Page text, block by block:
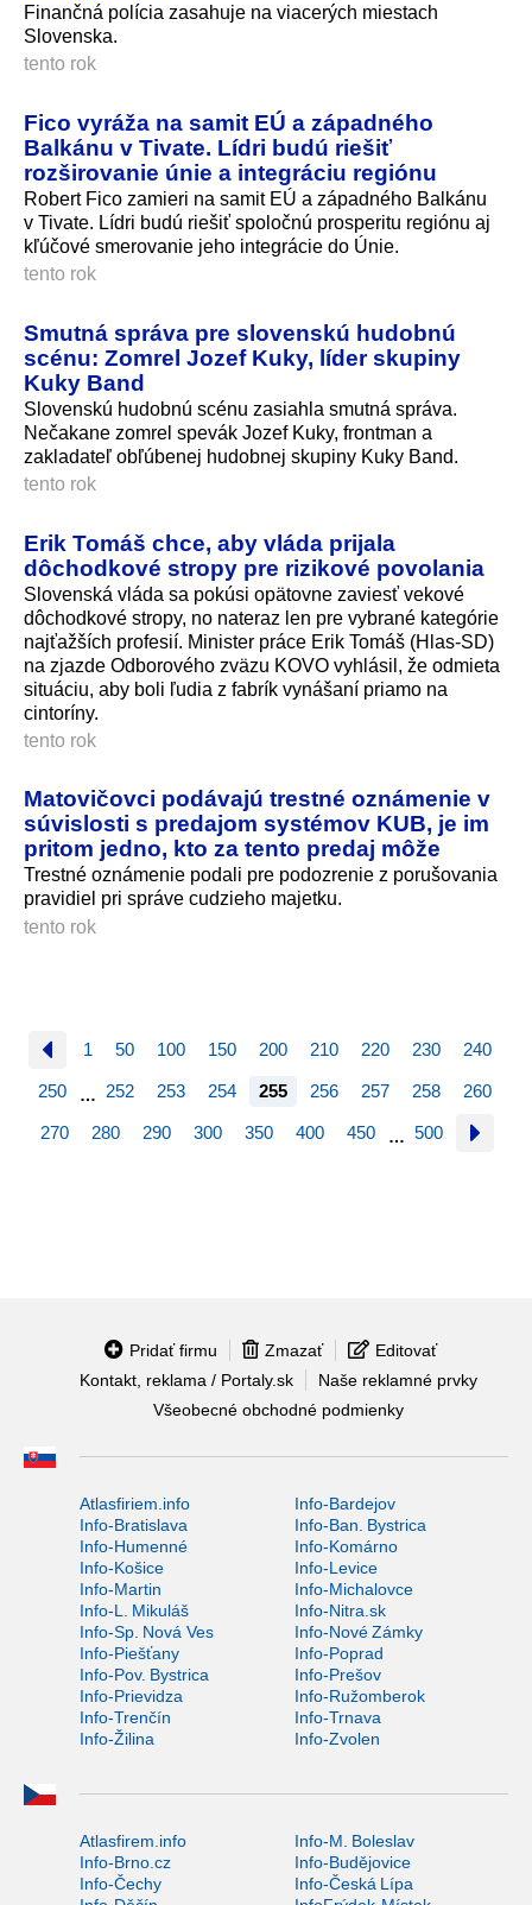
Finančná polícia zasahuje na viacerých miestach
Slovenska.
tento rok
Fico vyráža na samit EÚ a západného
Balkánu v Tivate. Lídri budú riešiť
rozširovanie únie a integráciu regiónu
Robert Fico zamieri na samit EÚ a západného Balkánu
v Tivate. Lídri budú riešiť spoločnú prosperitu regiónu aj
kľúčové smerovanie jeho integrácie do Únie.
tento rok
Smutná správa pre slovenskú hudobnú
scénu: Zomrel Jozef Kuky, líder skupiny
Kuky Band
Slovenskú hudobnú scénu zasiahla smutná správa.
Nečakane zomrel spevák Jozef Kuky, frontman a
zakladateľ obľúbenej hudobnej skupiny Kuky Band.
tento rok
Erik Tomáš chce, aby vláda prijala
dôchodkové stropy pre rizikové povolania
Slovenská vláda sa pokúsi opätovne zaviesť vekové
dôchodkové stropy, no nateraz len pre vybrané kategórie
najťažších profesií. Minister práce Erik Tomáš (Hlas-SD)
na zjazde Odborového zväzu KOVO vyhlásil, že odmieta
situáciu, aby boli ľudia z fabrík vynášaní priamo na
cintoríny.
tento rok
Matovičovci podávajú trestné oznámenie v
súvislosti s predajom systémov KUB, je im
pritom jedno, kto za tento predaj môže
Trestné oznámenie podali pre podozrenie z porušovania
pravidiel pri správe cudzieho majetku.
tento rok
1 50 100 150 200 210 220 230 240
250 … 252 253 254 255 256 257 258 260
270 280 290 300 350 400 450 … 500
Pridať firmu Zmazať
Editovať
Kontakt, reklama / Portaly.sk
Naše reklamné prvky
Všeobecné obchodné podmienky
Atlasfiriem.info
Info-Bardejov
Info-Bratislava
Info-Ban. Bystrica
Info-Humenné
Info-Komárno
Info-Košice
Info-Levice
Info-Martin
Info-Michalovce
Info-L. Mikuláš
Info-Nitra.sk
Info-Sp. Nová Ves
Info-Nové Zámky
Info-Piešťany
Info-Poprad
Info-Pov. Bystrica
Info-Prešov
Info-Prievidza
Info-Ružomberok
Info-Trenčín
Info-Trnava
Info-Žilina
Info-Zvolen
Atlasfirem.info
Info-M. Boleslav
Info-Brno.cz
Info-Budějovice
Info-Čechy
Info-Česká Lípa